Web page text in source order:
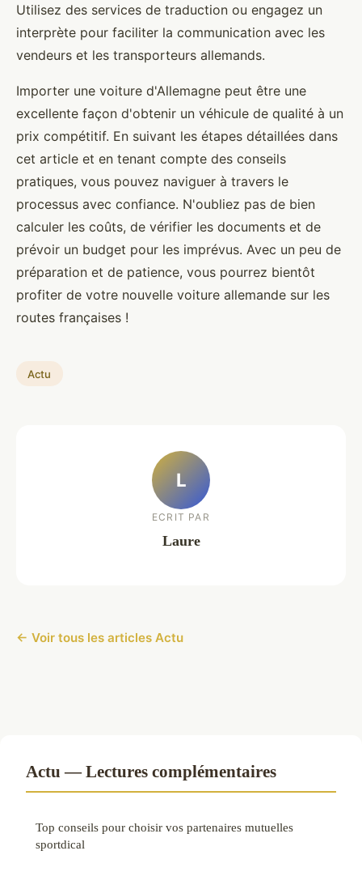
Utilisez des services de traduction ou engagez un
interprète pour faciliter la communication avec les
vendeurs et les transporteurs allemands.
Importer une voiture d'Allemagne peut être une
excellente façon d'obtenir un véhicule de qualité à un
prix compétitif. En suivant les étapes détaillées dans
cet article et en tenant compte des conseils
pratiques, vous pouvez naviguer à travers le
processus avec confiance. N'oubliez pas de bien
calculer les coûts, de vérifier les documents et de
prévoir un budget pour les imprévus. Avec un peu de
préparation et de patience, vous pourrez bientôt
profiter de votre nouvelle voiture allemande sur les
routes françaises !
Actu
L
ECRIT PAR
Laure
← Voir tous les articles Actu
Actu — Lectures complémentaires
Top conseils pour choisir vos partenaires mutuelles
sportdical